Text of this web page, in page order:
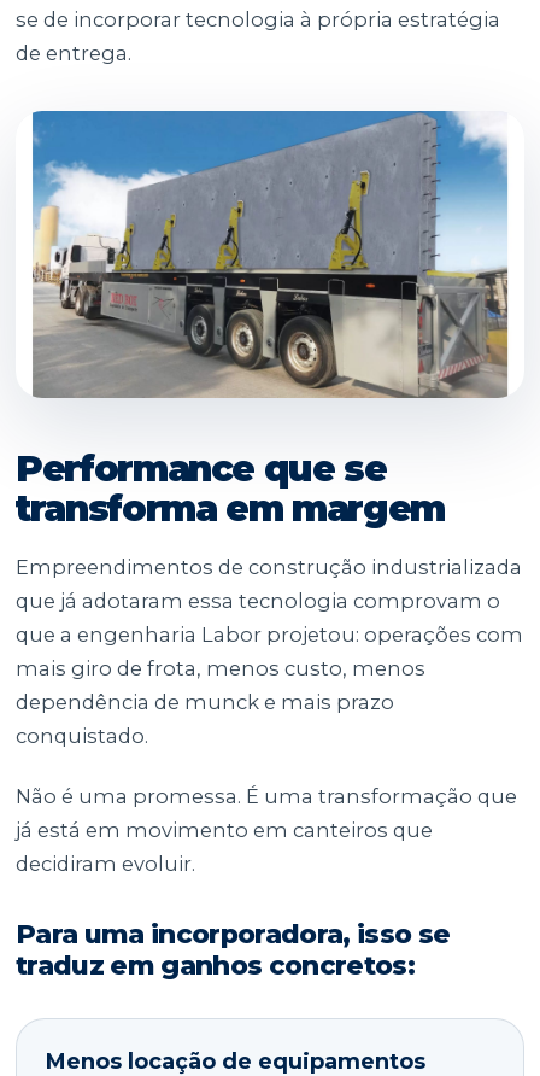
se de incorporar tecnologia à própria estratégia
de entrega.
Performance que se
transforma em margem
Empreendimentos de construção industrializada
que já adotaram essa tecnologia comprovam o
que a engenharia Labor projetou: operações com
mais giro de frota, menos custo, menos
dependência de munck e mais prazo
conquistado.
Não é uma promessa. É uma transformação que
já está em movimento em canteiros que
decidiram evoluir.
Para uma incorporadora, isso se
traduz em ganhos concretos:
Menos locação de equipamentos